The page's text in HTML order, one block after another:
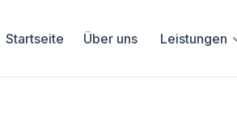
Startseite Über uns Leistungen